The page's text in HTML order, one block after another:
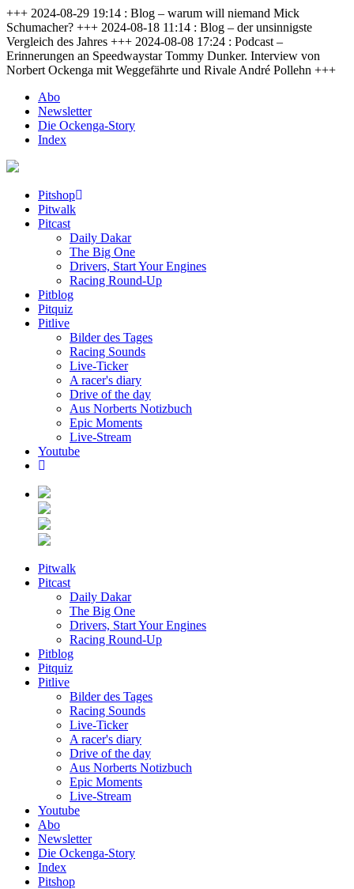
+++ 2024-08-29 19:14 : Blog – warum will niemand Mick
Schumacher? +++ 2024-08-18 11:14 : Blog – der unsinnigste
Vergleich des Jahres +++ 2024-08-08 17:24 : Podcast –
Erinnerungen an Speedwaystar Tommy Dunker. Interview von
Norbert Ockenga mit Weggefährte und Rivale André Pollehn +++
Abo
Newsletter
Die Ockenga-Story
Index
Pitshop
Pitwalk
Pitcast
Daily Dakar
The Big One
Drivers, Start Your Engines
Racing Round-Up
Pitblog
Pitquiz
Pitlive
Bilder des Tages
Racing Sounds
Live-Ticker
A racer's diary
Drive of the day
Aus Norberts Notizbuch
Epic Moments
Live-Stream
Youtube
Pitwalk
Pitcast
Daily Dakar
The Big One
Drivers, Start Your Engines
Racing Round-Up
Pitblog
Pitquiz
Pitlive
Bilder des Tages
Racing Sounds
Live-Ticker
A racer's diary
Drive of the day
Aus Norberts Notizbuch
Epic Moments
Live-Stream
Youtube
Abo
Newsletter
Die Ockenga-Story
Index
Pitshop